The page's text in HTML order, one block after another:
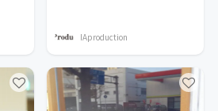
IAproduction